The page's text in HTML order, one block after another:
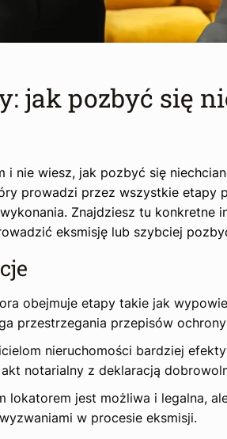
jak pozbyć się
nie wiesz, jak pozbyć się
prowadzi przez wszystkie etapy
Znajdziesz tu konkretne
eksmisję lub szybciej
obejmuje etapy takie jak
przestrzegania przepisów
nieruchomości bardziej
notarialny z deklaracją
lokatorem jest możliwa i legalna,
w procesie eksmisji.